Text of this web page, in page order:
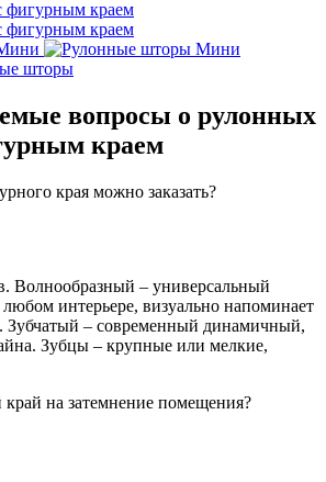
вопросы о рулонных
краем
края можно заказать?
Волнообразный – универсальный
интерьере, визуально напоминает
Зубчатый – современный динамичный,
Зубцы – крупные или мелкие,
на затемнение помещения?